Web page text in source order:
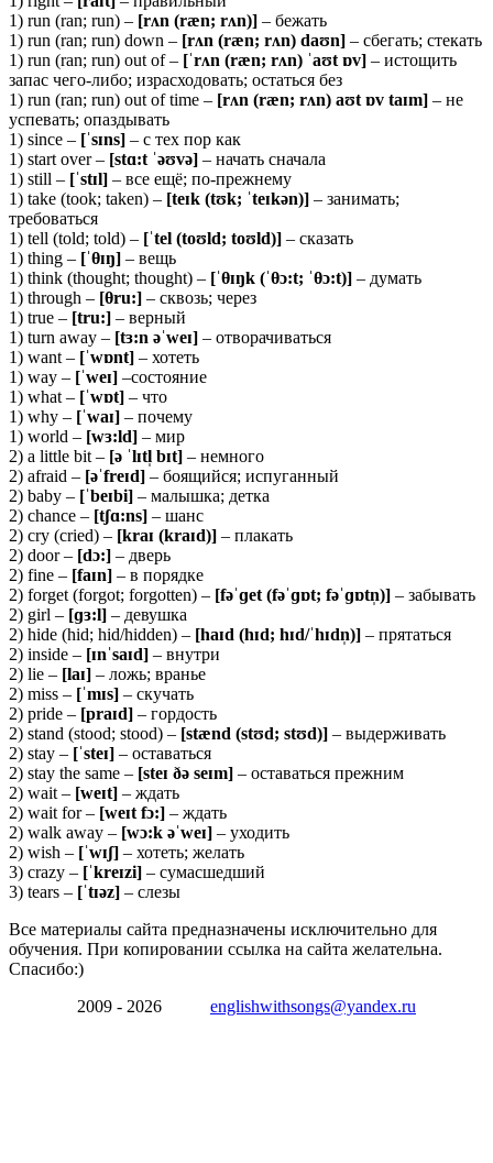
1) run (ran; run) – [rʌn (ræn; rʌn)] – бежать
1) run (ran; run) down – [rʌn (ræn; rʌn) daʊn] – сбегать; стекать
1) run (ran; run) out of – [ˈrʌn (ræn; rʌn) ˈaʊt ɒv] – истощить
запас чего-либо; израсходовать; остаться без
1) run (ran; run) out of time – [rʌn (ræn; rʌn) aʊt ɒv taɪm] – не
успевать; опаздывать
1) since – [ˈsɪns] – с тех пор как
1) start over – [stɑ:t ˈəʊvə] – начать сначала
1) still – [ˈstɪl] – все ещё; по-прежнему
1) take (took; taken) – [teɪk (tʊk; ˈteɪkən)] – занимать;
требоваться
1) tell (told; told) – [ˈtel (toʊld; toʊld)] – сказать
1) thing – [ˈθɪŋ] – вещь
1) think (thought; thought) – [ˈθɪŋk (ˈθɔ:t; ˈθɔ:t)] – думать
1) through – [θru:] – сквозь; через
1) true – [tru:] – верный
1) turn away – [tɜ:n əˈweɪ] – отворачиваться
1) want – [ˈwɒnt] – хотеть
1) way – [ˈweɪ] –состояние
1) what – [ˈwɒt] – что
1) why – [ˈwaɪ] – почему
1) world – [wɜ:ld] – мир
2) a little bit – [ə ˈlɪtl̩ bɪt] – немного
2) afraid – [əˈfreɪd] – боящийся; испуганный
2) baby – [ˈbeɪbi] – малышка; детка
2) chance – [tʃɑ:ns] – шанс
2) cry (cried) – [kraɪ (kraɪd)] – плакать
2) door – [dɔ:] – дверь
2) fine – [faɪn] – в порядке
2) forget (forgot; forgotten) – [fəˈɡet (fəˈɡɒt; fəˈɡɒtn̩)] – забывать
2) girl – [ɡɜ:l] – девушка
2) hide (hid; hid/hidden) – [haɪd (hɪd; hɪd/ˈhɪdn̩)] – прятаться
2) inside – [ɪnˈsaɪd] – внутри
2) lie – [laɪ] – ложь; вранье
2) miss – [ˈmɪs] – скучать
2) pride – [praɪd] – гордость
2) stand (stood; stood) – [stænd (stʊd; stʊd)] – выдерживать
2) stay – [ˈsteɪ] – оставаться
2) stay the same – [steɪ ðə seɪm] – оставаться прежним
2) wait – [weɪt] – ждать
2) wait for – [weɪt fɔ:] – ждать
2) walk away – [wɔ:k əˈweɪ] – уходить
2) wish – [ˈwɪʃ] – хотеть; желать
3) crazy – [ˈkreɪzi] – сумасшедший
3) tears – [ˈtɪəz] – слезы
Все материалы сайта предназначены исключительно для
обучения. При копировании ссылка на сайта желательна.
Спасибо:)
2009 - 2026 englishwithsongs@yandex.ru